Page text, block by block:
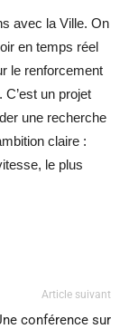
avec la Ville. On
en temps réel
le renforcement
C’est un projet
une recherche
claire :
le plus
Article suivant
conférence sur